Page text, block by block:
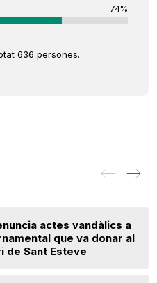
74%
636 persones.
actes vandàlics a
que va donar al
de Sant Esteve